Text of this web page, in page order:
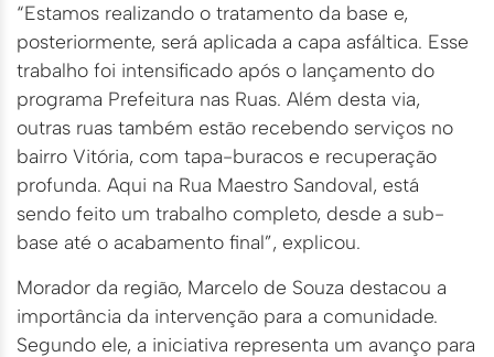
“Estamos realizando o tratamento da base e,
posteriormente, será aplicada a capa asfáltica. Esse
trabalho foi intensificado após o lançamento do
programa Prefeitura nas Ruas. Além desta via,
outras ruas também estão recebendo serviços no
bairro Vitória, com tapa-buracos e recuperação
profunda. Aqui na Rua Maestro Sandoval, está
sendo feito um trabalho completo, desde a sub-
base até o acabamento final”, explicou.
Morador da região, Marcelo de Souza destacou a
importância da intervenção para a comunidade.
Segundo ele, a iniciativa representa um avanço para